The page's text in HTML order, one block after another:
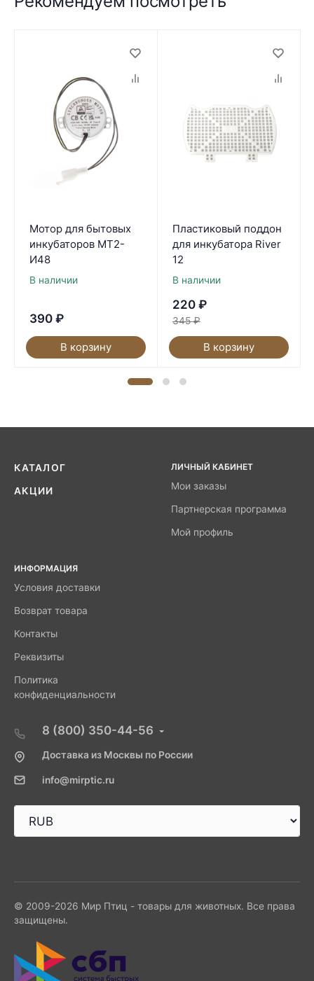
Мотор для бытовых
инкубаторов МТ2-
И48
В наличии
390 ₽
В корзину
Пластиковый поддон
для инкубатора River
12
В наличии
220 ₽
345 ₽
В корзину
КАТАЛОГ
АКЦИИ
ЛИЧНЫЙ КАБИНЕТ
Мои заказы
Партнерская программа
Мой профиль
ИНФОРМАЦИЯ
Условия доставки
Возврат товара
Контакты
Реквизиты
Политика
конфиденциальности
8 (800) 350-44-56
Доставка из Москвы по России
info@mirptic.ru
© 2009-2026 Мир Птиц - товары для животных. Все права
защищены.